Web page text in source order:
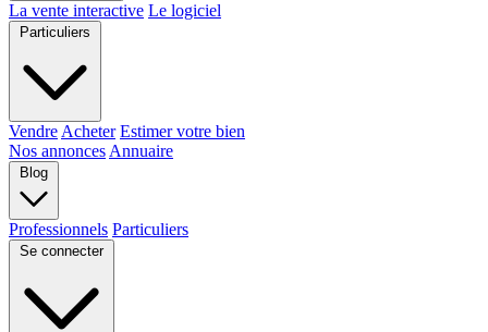
La vente interactive Le logiciel
Particuliers
Vendre Acheter Estimer votre bien
Nos annonces Annuaire
Blog
Professionnels Particuliers
Se connecter